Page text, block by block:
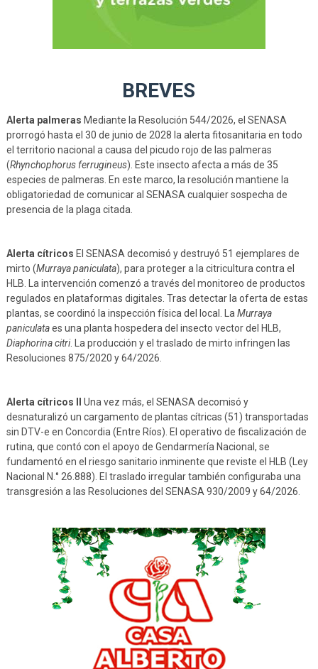
BREVES
Alerta palmeras Mediante la Resolución 544/2026, el SENASA
prorrogó hasta el 30 de junio de 2028 la alerta fitosanitaria en todo
el territorio nacional a causa del picudo rojo de las palmeras
(Rhynchophorus ferrugineus). Este insecto afecta a más de 35
especies de palmeras. En este marco, la resolución mantiene la
obligatoriedad de comunicar al SENASA cualquier sospecha de
presencia de la plaga citada.
Alerta cítricos El SENASA decomisó y destruyó 51 ejemplares de
mirto (Murraya paniculata), para proteger a la citricultura contra el
HLB. La intervención comenzó a través del monitoreo de productos
regulados en plataformas digitales. Tras detectar la oferta de estas
plantas, se coordinó la inspección física del local. La Murraya
paniculataes una planta hospedera del insecto vector del HLB,
Diaphorina citri. La producción y el traslado de mirto infringen las
Resoluciones 875/2020 y 64/2026.
Alerta cítricos II Una vez más, el SENASA decomisó y
desnaturalizó un cargamento de plantas cítricas (51) transportadas
sin DTV-e en Concordia (Entre Ríos). El operativo de fiscalización de
rutina, que contó con el apoyo de Gendarmería Nacional, se
fundamentó en el riesgo sanitario inminente que reviste el HLB (Ley
Nacional N.° 26.888). El traslado irregular también configuraba una
transgresión a las Resoluciones del SENASA 930/2009 y 64/2026.